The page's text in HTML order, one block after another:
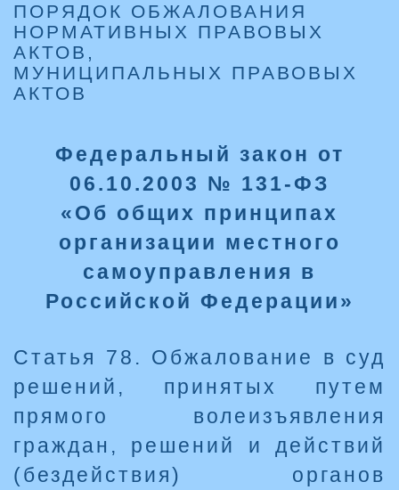
ПОРЯДОК ОБЖАЛОВАНИЯ
НОРМАТИВНЫХ ПРАВОВЫХ
АКТОВ,
МУНИЦИПАЛЬНЫХ ПРАВОВЫХ
АКТОВ
Федеральный закон от
06.10.2003 № 131-ФЗ
«Об общих принципах
организации местного
самоуправления в
Российской Федерации»
Статья 78. Обжалование в суд
решений, принятых путем
прямого волеизъявления
граждан, решений и действий
(бездействия) органов